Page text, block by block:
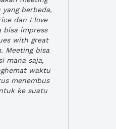
berbeda,
dan I love
bisa impress
with great
Meeting bisa
mana saja,
waktu
menembus
ke suatu